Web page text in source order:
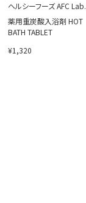
ヘルシーフーズ AFC Lab.
薬用重炭酸入浴剤 HOT
BATH TABLET
¥1,320